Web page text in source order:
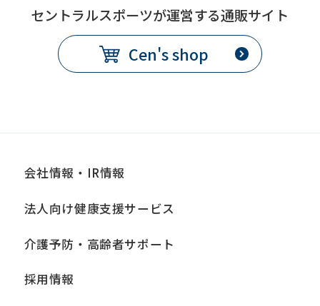
セントラルスポーツが運営する通販サイト
Cen's shop
会社情報・IR情報
法人向け健康支援サービス
介護予防・高齢者サポート
採用情報